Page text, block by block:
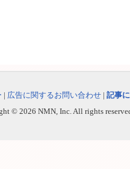
| 広告に関するお問い合わせ | 記事
© 2026 NMN, Inc. All rights